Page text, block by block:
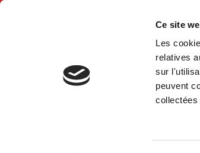
Ce site
Les
relatives
sur
peuvent
collectées
Home Agora